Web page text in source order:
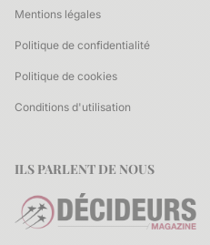
Mentions légales
Politique de confidentialité
Politique de cookies
Conditions d'utilisation
ILS PARLENT DE NOUS